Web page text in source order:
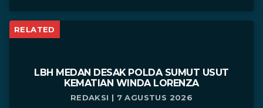
RELATED
LBH MEDAN DESAK POLDA SUMUT USUT
KEMATIAN WINDA LORENZA
REDAKSI | 7 AGUSTUS 2026